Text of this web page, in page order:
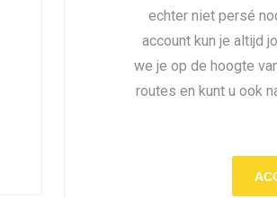
echter niet persé
account kun je altijd
we je op de hoogte
routes en kunt u ook